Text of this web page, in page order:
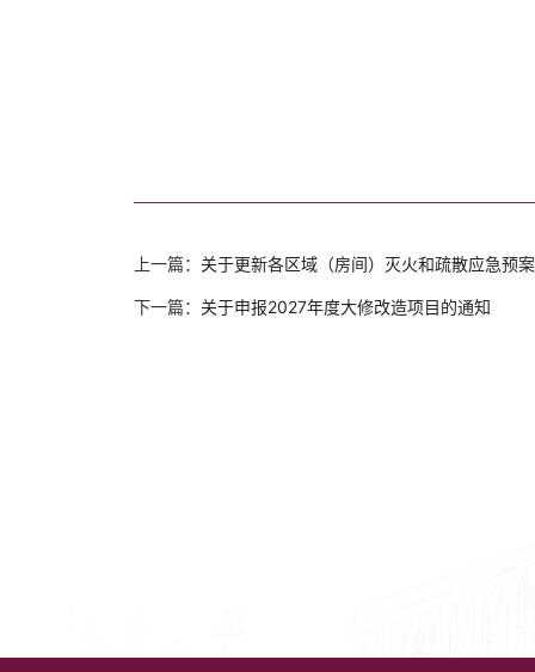
上一篇： 关于更新各区域（房间）灭火和疏散应急预
下一篇： 关于申报2027年度大修改造项目的通知